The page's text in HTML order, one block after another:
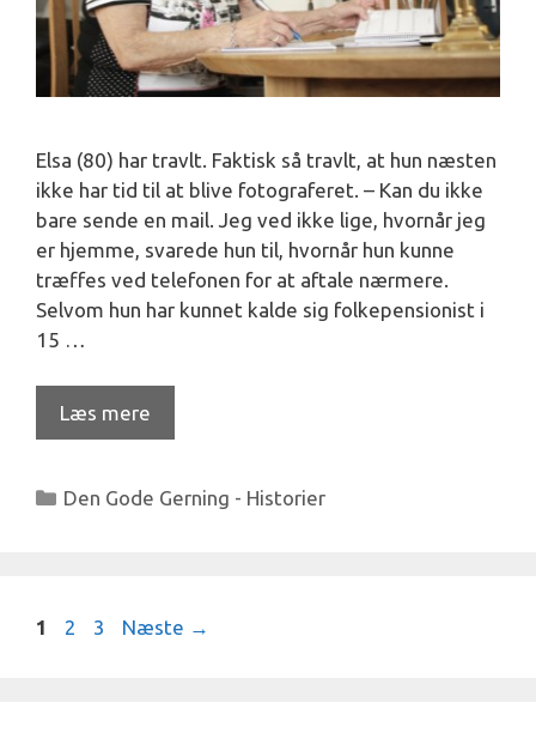
Elsa (80) har travlt. Faktisk så travlt, at hun næsten
ikke har tid til at blive fotograferet. – Kan du ikke
bare sende en mail. Jeg ved ikke lige, hvornår jeg
er hjemme, svarede hun til, hvornår hun kunne
træffes ved telefonen for at aftale nærmere.
Selvom hun har kunnet kalde sig folkepensionist i
15 …
Læs mere
Kategorier
Den Gode Gerning - Historier
Side
1 Side
2 Side
3 Næste →